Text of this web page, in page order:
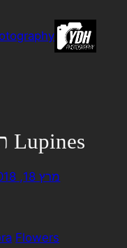
Lupines תורמוסים
מרץ 18, 2018
Flowers